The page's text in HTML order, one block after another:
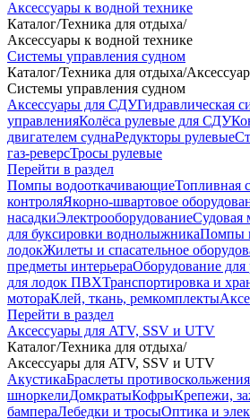
Аксессуары к водной технике
Каталог/Техника для отдыха/
Аксессуары к водной технике
Системы управления судном
Каталог/Техника для отдыха/
Системы управления судном
Аксессуары для СДУГидравлическая
управленияКолёса рулевые для СДУ
двигателем суднаРедукторы рулевые
газ-реверсТросы рулевые
Перейти в раздел
Помпы водооткачивающиеТопливная
контроляЯкорно-швартовое
насадкиЭлектрооборудованиеСудовая
для буксировки воднолыжникаПомпы
лодокЖилеты и спасательное
предметы интерьераОборудование для
для лодок ПВХТранспортировка и
мотораКлей, ткань, ремкомплекты
Перейти в раздел
Аксессуары для ATV, SSV и UTV
Каталог/Техника для отдыха/
Аксессуары для ATV, SSV и UTV
АкустикаБраслеты противоскольжения
шноркелиДомкратыКофрыКрепежи,
бампераЛебедки и тросыОптика и